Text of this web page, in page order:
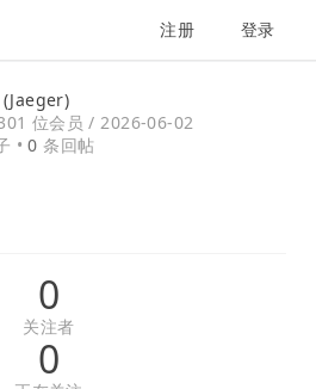
注册 登录
位会员 /2026-06-02
•0 条回帖
0
关注者
0